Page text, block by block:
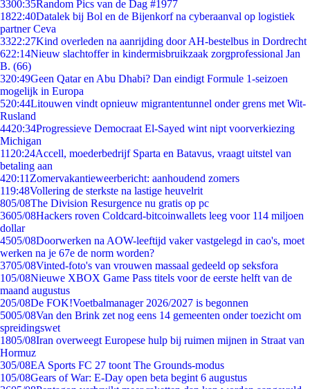
3300:35Random Pics van de Dag #1977
1822:40Datalek bij Bol en de Bijenkorf na cyberaanval op logistiek
partner Ceva
3322:27Kind overleden na aanrijding door AH-bestelbus in Dordrecht
622:14Nieuw slachtoffer in kindermisbruikzaak zorgprofessional Jan
B. (66)
320:49Geen Qatar en Abu Dhabi? Dan eindigt Formule 1-seizoen
mogelijk in Europa
520:44Litouwen vindt opnieuw migrantentunnel onder grens met Wit-
Rusland
4420:34Progressieve Democraat El-Sayed wint nipt voorverkiezing
Michigan
11 20:24Accell, moederbedrijf Sparta en Batavus, vraagt uitstel van
betaling aan
420:11 Zomervakantieweerbericht: aanhoudend zomers
119:48Vollering de sterkste na lastige heuvelrit
805/08The Division Resurgence nu gratis op pc
3605/08Hackers roven Coldcard-bitcoinwallets leeg voor 114 miljoen
dollar
4505/08Doorwerken na AOW-leeftijd vaker vastgelegd in cao's, moet
werken na je 67e de norm worden?
3705/08Vinted-foto's van vrouwen massaal gedeeld op seksfora
105/08Nieuwe XBOX Game Pass titels voor de eerste helft van de
maand augustus
205/08De FOK!Voetbalmanager 2026/2027 is begonnen
5005/08Van den Brink zet nog eens 14 gemeenten onder toezicht om
spreidingswet
1805/08Iran overweegt Europese hulp bij ruimen mijnen in Straat van
Hormuz
305/08EA Sports FC 27 toont The Grounds-modus
105/08Gears of War: E-Day open beta begint 6 augustus